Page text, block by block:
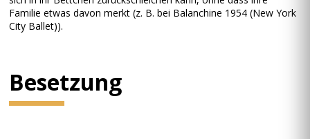
Familie etwas davon merkt (z. B. bei Balanchine 1954 (New York
City Ballet)).
Besetzung